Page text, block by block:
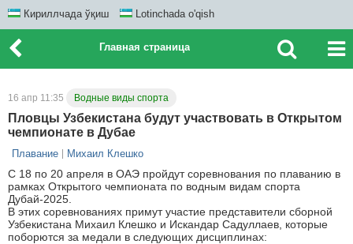
Кириллчада ўқиш Lotinchada o'qish
Главная страница
16 апр 11:35 Водные виды спорта
Пловцы Узбекистана будут участвовать в Открытом
чемпионате в Дубае
Плавание Михаил Клешко
С 18 по 20 апреля в ОАЭ пройдут соревнования по плаванию в
рамках Открытого чемпионата по водным видам спорта
Дубай-2025.
В этих соревнованиях примут участие представители сборной
Узбекистана Михаил Клешко и Искандар Садуллаев, которые
поборются за медали в следующих дисциплинах: